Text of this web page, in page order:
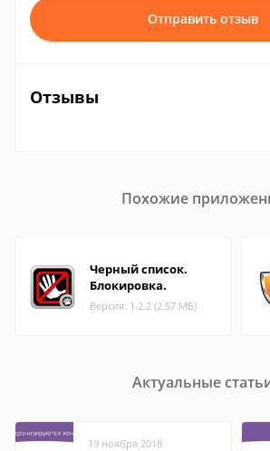
Отправить отзыв
Отзывы
Похожие
Черный список.
Блокировка.
Версия: 1.2.2 (2.57 МБ)
Актуальные
19 ноября 2018